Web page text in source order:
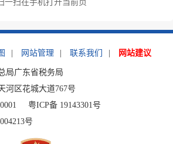
一扫在手机打开当前页
网站管理 联系我们 网站建议
局广东省税务局
河区花城大道767号
粤ICP备 19143301号
号